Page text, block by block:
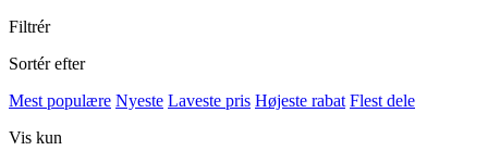
Filtrér
Sortér efter
Mest populære Nyeste Laveste pris Højeste rabat Flest dele
Vis kun